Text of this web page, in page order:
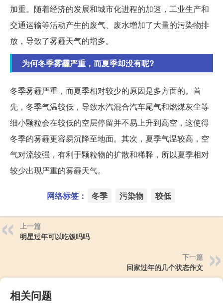
加重。随着经济的发展和城市化进程的加速，工业生产和
交通运输等活动产生的废气、废水增加了大量的污染物排
放，导致了雾霾天气的增多。
为何冬季雾霾严重，而夏季却没有呢?
冬季雾霾严重，而夏季相对较少的原因是多方面的。首
先，冬季气温较低，导致水汽混合汽车尾气和燃煤灰尘等
细小颗粒会在较低的空层停留并不易上升到高空，这使得
冬季的雾霾更容易沉降至地面。其次，夏季气温较高，空
气对流较强，有利于颗粒物的扩散和稀释，所以夏季相对
较少出现严重的雾霾天气。
网络标签： 冬季 污染物 较低
上一篇
明星过年可以吃饭吗吗
下一篇
回家过年的几个状态作文
相关问题